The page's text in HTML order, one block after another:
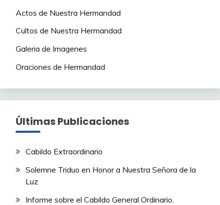
Actos de Nuestra Hermandad
Cultos de Nuestra Hermandad
Galeria de Imagenes
Oraciones de Hermandad
Últimas Publicaciones
Cabildo Extraordinario
Solemne Triduo en Honor a Nuestra Señora de la
Luz
Informe sobre el Cabildo General Ordinario.